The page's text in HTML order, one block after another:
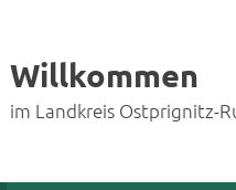
Willkommen
im Landkreis Ostprignitz-